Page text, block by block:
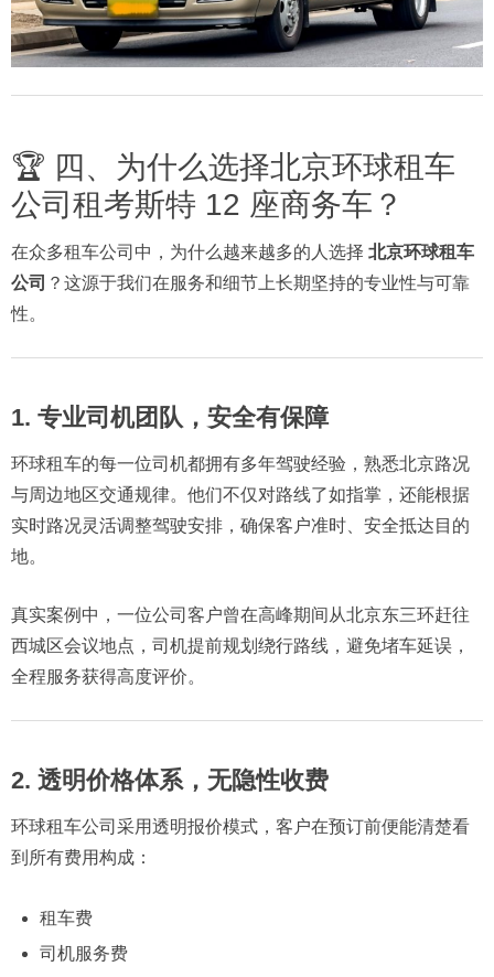
🏆 四、为什么选择北京环球租车
公司租考斯特 12 座商务车？
在众多租车公司中，为什么越来越多的人选择 北京环球租车
公司 ？这源于我们在服务和细节上长期坚持的专业性与可靠
性。
1. 专业司机团队，安全有保障
环球租车的每一位司机都拥有多年驾驶经验，熟悉北京路况
与周边地区交通规律。他们不仅对路线了如指掌，还能根据
实时路况灵活调整驾驶安排，确保客户准时、安全抵达目的
地。
真实案例中，一位公司客户曾在高峰期间从北京东三环赶往
西城区会议地点，司机提前规划绕行路线，避免堵车延误，
全程服务获得高度评价。
2. 透明价格体系，无隐性收费
环球租车公司采用透明报价模式，客户在预订前便能清楚看
到所有费用构成：
租车费
司机服务费